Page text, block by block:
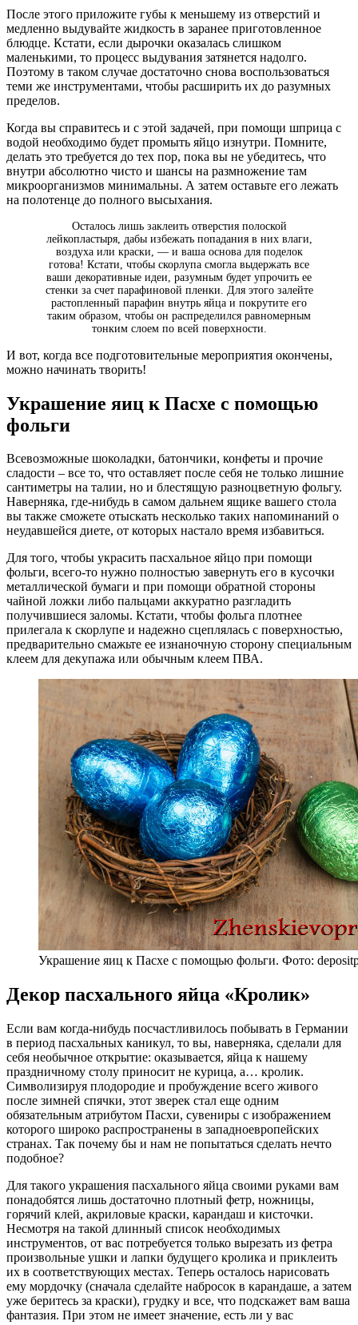
После этого приложите губы к меньшему из отверстий и
медленно выдувайте жидкость в заранее приготовленное
блюдце. Кстати, если дырочки оказалась слишком
маленькими, то процесс выдувания затянется надолго.
Поэтому в таком случае достаточно снова воспользоваться
теми же инструментами, чтобы расширить их до разумных
пределов.
Когда вы справитесь и с этой задачей, при помощи шприца с
водой необходимо будет промыть яйцо изнутри. Помните,
делать это требуется до тех пор, пока вы не убедитесь, что
внутри абсолютно чисто и шансы на размножение там
микроорганизмов минимальны. А затем оставьте его лежать
на полотенце до полного высыхания.
Осталось лишь заклеить отверстия полоской
лейкопластыря, дабы избежать попадания в них влаги,
воздуха или краски, — и ваша основа для поделок
готова! Кстати, чтобы скорлупа смогла выдержать все
ваши декоративные идеи, разумным будет упрочить ее
стенки за счет парафиновой пленки. Для этого залейте
растопленный парафин внутрь яйца и покрутите его
таким образом, чтобы он распределился равномерным
тонким слоем по всей поверхности.
И вот, когда все подготовительные мероприятия окончены,
можно начинать творить!
Украшение яиц к Пасхе с помощью
фольги
Всевозможные шоколадки, батончики, конфеты и прочие
сладости – все то, что оставляет после себя не только лишние
сантиметры на талии, но и блестящую разноцветную фольгу.
Наверняка, где-нибудь в самом дальнем ящике вашего стола
вы также сможете отыскать несколько таких напоминаний о
неудавшейся диете, от которых настало время избавиться.
Для того, чтобы украсить пасхальное яйцо при помощи
фольги, всего-то нужно полностью завернуть его в кусочки
металлической бумаги и при помощи обратной стороны
чайной ложки либо пальцами аккуратно разгладить
получившиеся заломы. Кстати, чтобы фольга плотнее
прилегала к скорлупе и надежно сцеплялась с поверхностью,
предварительно смажьте ее изнаночную сторону специальным
клеем для декупажа или обычным клеем ПВА.
Украшение яиц к Пасхе с помощью фольги. Фото:
Декор пасхального яйца «Кролик»
Если вам когда-нибудь посчастливилось побывать в Германии
в период пасхальных каникул, то вы, наверняка, сделали для
себя необычное открытие: оказывается, яйца к нашему
праздничному столу приносит не курица, а… кролик.
Символизируя плодородие и пробуждение всего живого
после зимней спячки, этот зверек стал еще одним
обязательным атрибутом Пасхи, сувениры с изображением
которого широко распространены в западноевропейских
странах. Так почему бы и нам не попытаться сделать нечто
подобное?
Для такого украшения пасхального яйца своими руками вам
понадобятся лишь достаточно плотный фетр, ножницы,
горячий клей, акриловые краски, карандаш и кисточки.
Несмотря на такой длинный список необходимых
инструментов, от вас потребуется только вырезать из фетра
произвольные ушки и лапки будущего кролика и приклеить
их в соответствующих местах. Теперь осталось нарисовать
ему мордочку (сначала сделайте набросок в карандаше, а затем
уже беритесь за краски), грудку и все, что подскажет вам ваша
фантазия. При этом не имеет значение, есть ли у вас